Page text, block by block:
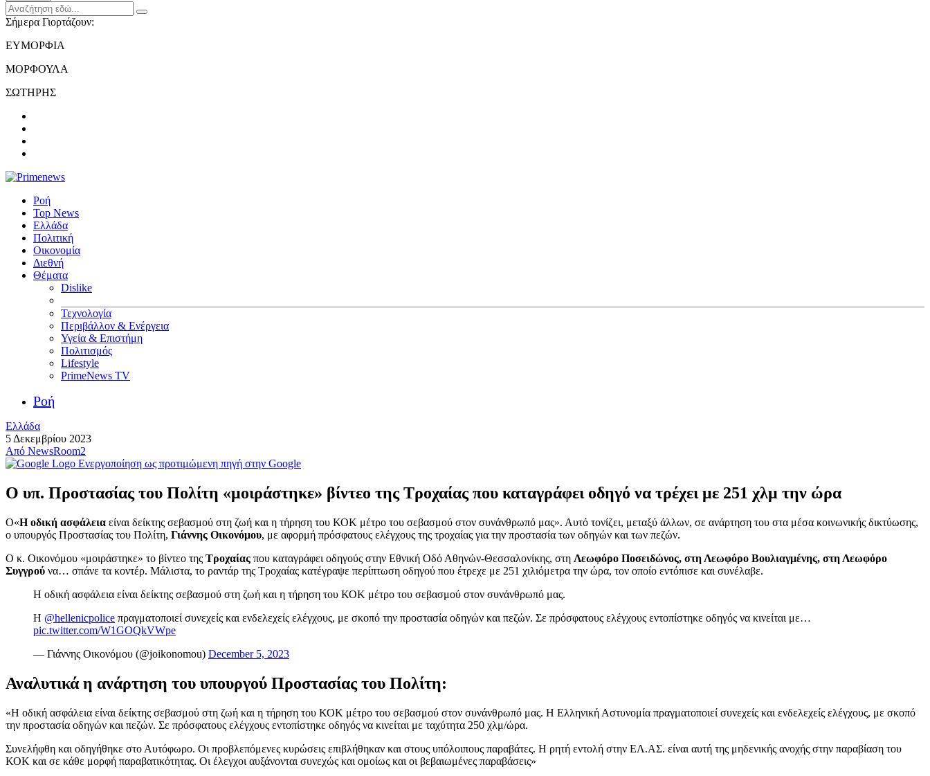
Σήμερα Γιορτάζουν:
ΕΥΜΟΡΦΙΑ
ΜΟΡΦΟΥΛΑ
ΣΩΤΗΡΗΣ
Ροή
Top News
Ελλάδα
Πολιτική
Οικονομία
Διεθνή
Θέματα
Dislike
Τεχνολογία
Περιβάλλον & Ενέργεια
Υγεία & Επιστήμη
Πολιτισμός
Lifestyle
PrimeNews TV
Ροή
Ελλάδα
5 Δεκεμβρίου 2023
Από NewsRoom2
Ενεργοποίηση ως προτιμώμενη πηγή στην Google
Ο υπ. Προστασίας του Πολίτη «μοιράστηκε» βίντεο της Τροχαίας που καταγράφει οδηγό να τρέχει με 251 χλμ την ώρα
Ο«Η οδική ασφάλεια είναι δείκτης σεβασμού στη ζωή και η τήρηση του ΚΟΚ μέτρο του σεβασμού στον συνάνθρωπό μας». Αυτό τονίζει, μεταξύ άλλων, σε ανάρτηση του στα μέσα κοινωνικής δικτύωσης,
ο υπουργός Προστασίας του Πολίτη, Γιάννης Οικονόμου, με αφορμή πρόσφατους ελέγχους της τροχαίας για την προστασία των οδηγών και των πεζών.
Ο κ. Οικονόμου «μοιράστηκε» το βίντεο της Τροχαίας που καταγράφει οδηγούς στην Εθνική Οδό Αθηνών-Θεσσαλονίκης, στη Λεωφόρο Ποσειδώνος, στη Λεωφόρο Βουλιαγμένης, στη Λεωφόρο
Συγγρού να… σπάνε τα κοντέρ. Μάλιστα, το ραντάρ της Τροχαίας κατέγραψε περίπτωση οδηγού που έτρεχε με 251 χιλιόμετρα την ώρα, τον οποίο εντόπισε και συνέλαβε.
Η οδική ασφάλεια είναι δείκτης σεβασμού στη ζωή και η τήρηση του ΚΟΚ μέτρο του σεβασμού στον συνάνθρωπό μας.
Η @hellenicpolice πραγματοποιεί συνεχείς και ενδελεχείς ελέγχους, με σκοπό την προστασία οδηγών και πεζών. Σε πρόσφατους ελέγχους εντοπίστηκε οδηγός να κινείται με…
pic.twitter.com/W1GOQkVWpe
— Γιάννης Οικονόμου (@joikonomou) December 5, 2023
Αναλυτικά η ανάρτηση του υπουργού Προστασίας του Πολίτη:
«Η οδική ασφάλεια είναι δείκτης σεβασμού στη ζωή και η τήρηση του ΚΟΚ μέτρο του σεβασμού στον συνάνθρωπό μας. Η Ελληνική Αστυνομία πραγματοποιεί συνεχείς και ενδελεχείς ελέγχους, με σκοπό
την προστασία οδηγών και πεζών. Σε πρόσφατους ελέγχους εντοπίστηκε οδηγός να κινείται με ταχύτητα 250 χλμ/ώρα.
Συνελήφθη και οδηγήθηκε στο Αυτόφωρο. Οι προβλεπόμενες κυρώσεις επιβλήθηκαν και στους υπόλοιπους παραβάτες. Η ρητή εντολή στην ΕΛ.ΑΣ. είναι αυτή της μηδενικής ανοχής στην παραβίαση του
ΚΟΚ και σε κάθε μορφή παραβατικότητας. Οι έλεγχοι αυξάνονται συνεχώς και ομοίως και οι βεβαιωμένες παραβάσεις»